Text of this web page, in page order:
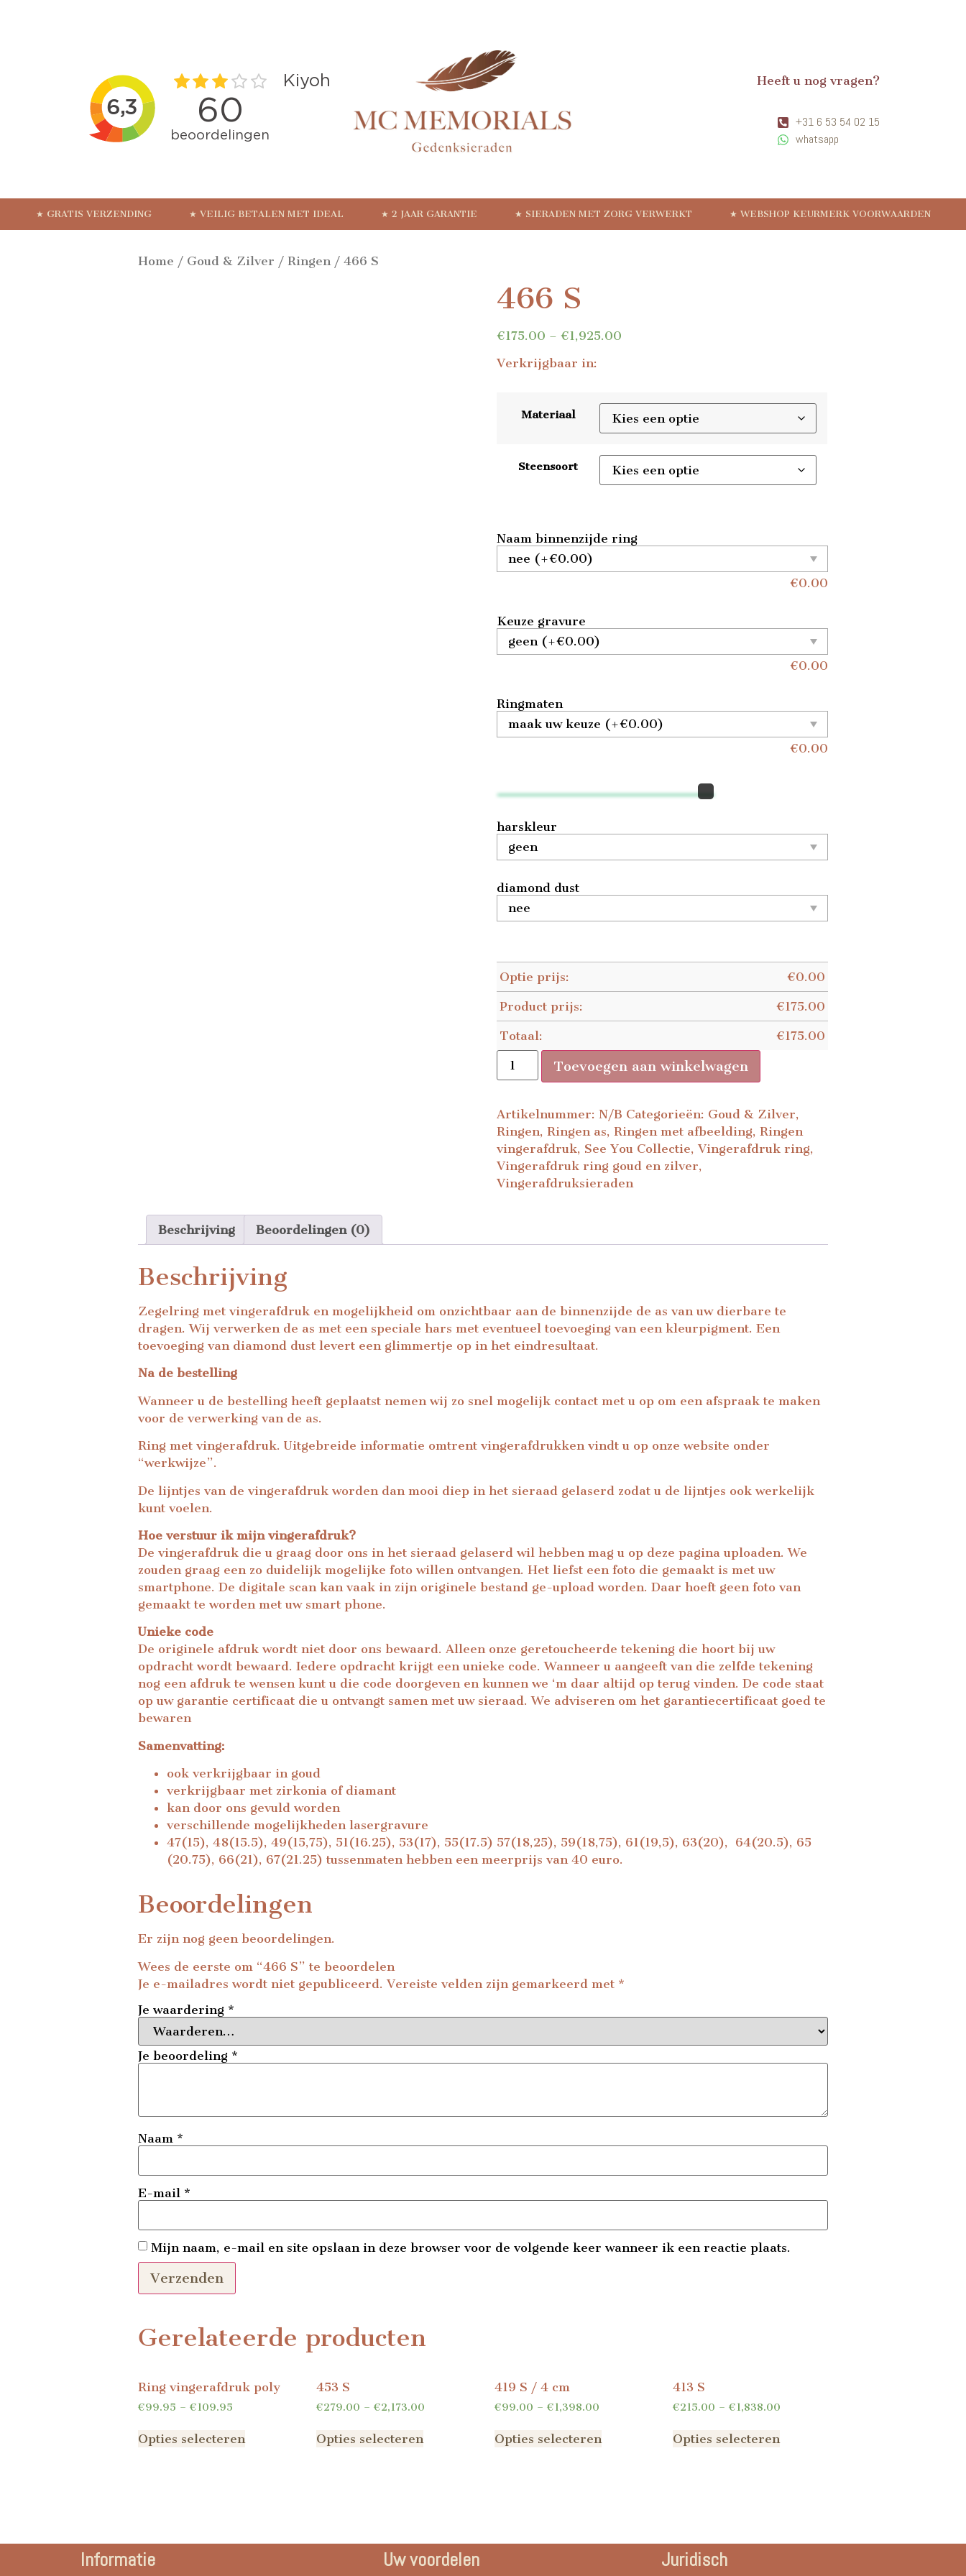
Heeft u nog vragen?
+31 6 53 54 02 15
whatsapp
★ GRATIS VERZENDING ★ VEILIG BETALEN MET IDEAL ★ 2 JAAR GARANTIE ★ SIERADEN MET ZORG VERWERKT ★ WEBSHOP KEURMERK VOORWAARDEN
Home / Goud & Zilver / Ringen/ 466 S
466 S
€175.00 –€1,925.00
Verkrijgbaar in:
Materiaal
Steensoort
Naam binnenzijde ring
€0.00
Keuze gravure
€0.00
Ringmaten
€0.00
harskleur
diamond dust
Optie prijs: €0.00
Product prijs: €175.00
Totaal: €175.00
Toevoegen aan winkelwagen
Artikelnummer:N/B Categorieën: Goud & Zilver,
Ringen,Ringen as,Ringen met afbeelding,Ringen
vingerafdruk, See You Collectie,Vingerafdruk ring,
Vingerafdruk ring goud en zilver,
Vingerafdruksieraden
Beschrijving Beoordelingen (0)
Beschrijving
Zegelring met vingerafdruk en mogelijkheid om onzichtbaar aan de binnenzijde de as van uw dierbare te
dragen. Wij verwerken de as met een speciale hars met eventueel toevoeging van een kleurpigment. Een
toevoeging van diamond dust levert een glimmertje op in het eindresultaat.
Na de bestelling
Wanneer u de bestelling heeft geplaatst nemen wij zo snel mogelijk contact met u op om een afspraak te maken
voor de verwerking van de as.
Ring met vingerafdruk. Uitgebreide informatie omtrent vingerafdrukken vindt u op onze website onder
“werkwijze”.
De lijntjes van de vingerafdruk worden dan mooi diep in het sieraad gelaserd zodat u de lijntjes ook werkelijk
kunt voelen.
Hoe verstuur ik mijn vingerafdruk?
De vingerafdruk die u graag door ons in het sieraad gelaserd wil hebben mag u op deze pagina uploaden. We
zouden graag een zo duidelijk mogelijke foto willen ontvangen. Het liefst een foto die gemaakt is met uw
smartphone. De digitale scan kan vaak in zijn originele bestand ge-upload worden. Daar hoeft geen foto van
gemaakt te worden met uw smart phone.
Unieke code
De originele afdruk wordt niet door ons bewaard. Alleen onze geretoucheerde tekening die hoort bij uw
opdracht wordt bewaard. Iedere opdracht krijgt een unieke code. Wanneer u aangeeft van die zelfde tekening
nog een afdruk te wensen kunt u die code doorgeven en kunnen we ‘m daar altijd op terug vinden. De code staat
op uw garantie certificaat die u ontvangt samen met uw sieraad. We adviseren om het garantiecertificaat goed te
bewaren
Samenvatting:
ook verkrijgbaar in goud
verkrijgbaar met zirkonia of diamant
kan door ons gevuld worden
verschillende mogelijkheden lasergravure
47(15), 48(15.5), 49(15,75), 51(16.25), 53(17), 55(17.5) 57(18,25), 59(18,75), 61(19,5), 63(20), 64(20.5), 65
(20.75), 66(21), 67(21.25) tussenmaten hebben een meerprijs van 40 euro.
Beoordelingen
Er zijn nog geen beoordelingen.
Wees de eerste om “466 S” te beoordelen
Je e-mailadres wordt niet gepubliceerd. Vereiste velden zijn gemarkeerd met *
Je waardering *
Je beoordeling *
Naam *
E-mail *
Mijn naam, e-mail en site opslaan in deze browser voor de volgende keer wanneer ik een reactie plaats.
Gerelateerde producten
Ring vingerafdruk poly
€99.95 – €109.95
Opties selecteren
453 S
€279.00 –€2,173.00
Opties selecteren
419 S / 4 cm
€99.00 –€1,398.00
Opties selecteren
413 S
€215.00 –€1,838.00
Opties selecteren
Informatie Uw voordelen Juridisch